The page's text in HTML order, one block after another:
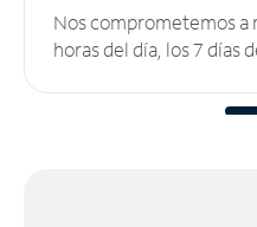
Nos comprometemos a
horas del día, los 7 días